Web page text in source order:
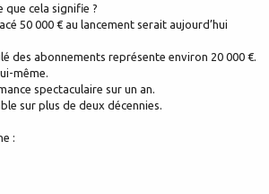
que cela signifie ?
50 000 € au lancement serait aujourd’hui
des abonnements représente environ 20 000 €.
même.
spectaculaire sur un an.
sur plus de deux décennies.
: